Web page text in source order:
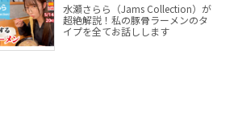
水瀬さらら（Jams Collection）が
超絶解説！私の豚骨ラーメンのタ
イプを全てお話しします